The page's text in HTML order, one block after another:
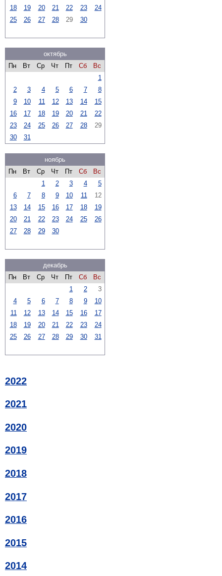
18
19 20 21 22 23
24
25
26 27 28 29 30
октябрь
Пн
Вт Ср Чт Пт Сб
Вс
1
2
3 4 5 6 7
8
9
10 11 12 13 14
15
16
17 18 19 20 21
22
23
24 25 26 27 28
29
30
31
ноябрь
Пн
Вт Ср Чт Пт Сб
Вс
1
2 3 4
5
6
7 8 9 10 11
12
13
14 15 16 17 18
19
20
21 22 23 24 25
26
27
28 29 30
декабрь
Пн
Вт Ср Чт Пт Сб
Вс
1
2
3
4
5 6 7 8 9
10
11
12 13 14 15 16
17
18
19 20 21 22 23
24
25
26 27 28 29 30 31
2022
2021
2020
2019
2018
2017
2016
2015
2014